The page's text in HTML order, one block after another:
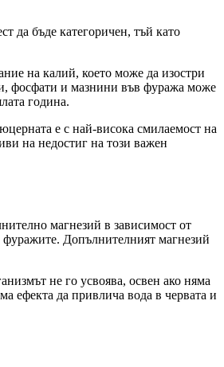
да бъде категоричен, тъй като
на калий, което може да изостри
фосфати и мазнини във фуража може
година.
е с най-висока смилаемост на
на недостиг на този важен
магнезий в зависимост от
фуражите. Допълнителният магнезий
не го усвоява, освен ако няма
ефекта да привлича вода в червата и